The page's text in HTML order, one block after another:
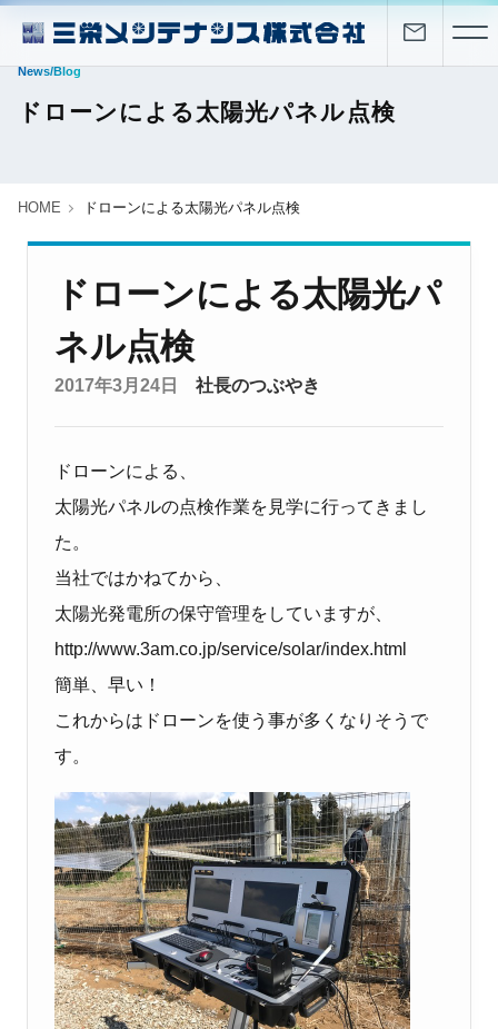
News/Blog
ドローンによる太陽光パネル点検
HOME ドローンによる太陽光パネル点検
ドローンによる太陽光パ
ネル点検
2017年3月24日 社長のつぶやき
ドローンによる、
太陽光パネルの点検作業を見学に行ってきまし
た。
当社ではかねてから、
太陽光発電所の保守管理をしていますが、
http://www.3am.co.jp/service/solar/index.html
簡単、早い！
これからはドローンを使う事が多くなりそうで
す。